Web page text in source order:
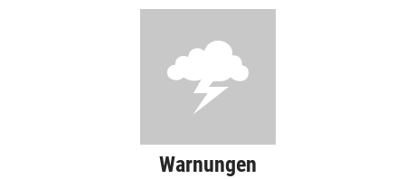
Warnungen